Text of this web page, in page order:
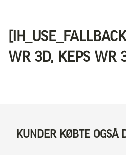
WR 3D, KEPS WR
KUNDER KØBTE OGSÅ